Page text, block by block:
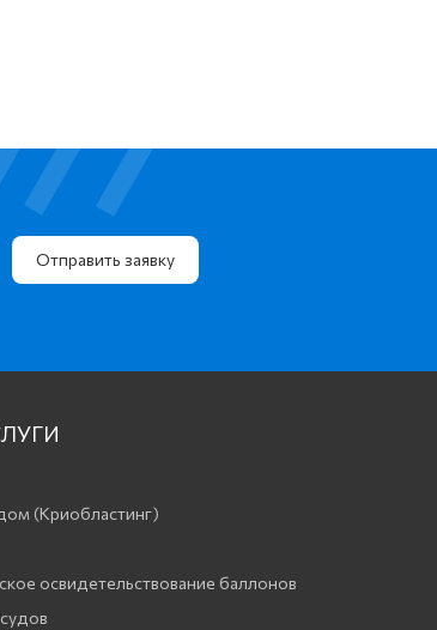
Отправить заявку
(Криобластинг)
освидетельствование баллонов